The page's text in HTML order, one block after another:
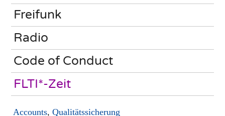
Freifunk
Radio
Code of Conduct
FLTI*-Zeit
Accounts, Qualitätssicherung